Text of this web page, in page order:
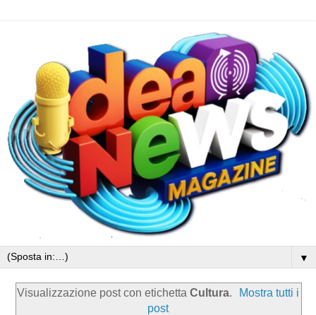
▼
Visualizzazione post con etichetta Cultura.
Mostra tutti i
post